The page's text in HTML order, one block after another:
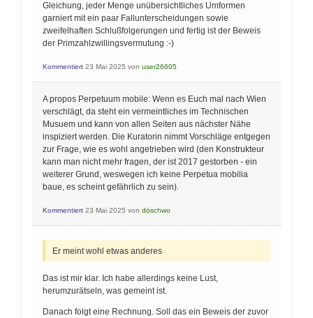
Gleichung, jeder Menge unübersichtliches Umformen
garniert mit ein paar Fallunterscheidungen sowie
zweifelhaften Schlußfolgerungen und fertig ist der Beweis
der Primzahlzwillingsvermutung :-)
Kommentiert 23 Mai 2025 von user26605
A propos Perpetuum mobile: Wenn es Euch mal nach Wien
verschlägt, da steht ein vermeintliches im Technischen
Musuem und kann von allen Seiten aus nächster Nähe
inspiziert werden. Die Kuratorin nimmt Vorschläge entgegen
zur Frage, wie es wohl angetrieben wird (den Konstrukteur
kann man nicht mehr fragen, der ist 2017 gestorben - ein
weiterer Grund, weswegen ich keine Perpetua mobilia
baue, es scheint gefährlich zu sein).
Kommentiert 23 Mai 2025 von döschwo
Er meint wohl etwas anderes
Das ist mir klar. Ich habe allerdings keine Lust,
herumzurätseln, was gemeint ist.
Danach folgt eine Rechnung. Soll das ein Beweis der zuvor